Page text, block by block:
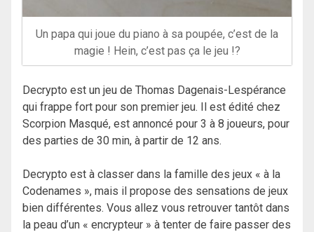
Un papa qui joue du piano à sa poupée, c’est de la
magie ! Hein, c’est pas ça le jeu !?
Decrypto est un jeu de Thomas Dagenais-Lespérance
qui frappe fort pour son premier jeu. Il est édité chez
Scorpion Masqué, est annoncé pour 3 à 8 joueurs, pour
des parties de 30 min, à partir de 12 ans.
Decrypto est à classer dans la famille des jeux « à la
Codenames », mais il propose des sensations de jeux
bien différentes. Vous allez vous retrouver tantôt dans
la peau d’un « encrypteur » à tenter de faire passer des